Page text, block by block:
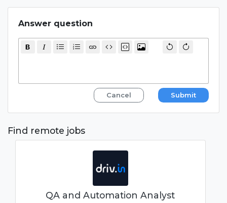
Answer question
Cancel Submit
Find remote jobs
QA and Automation Analyst